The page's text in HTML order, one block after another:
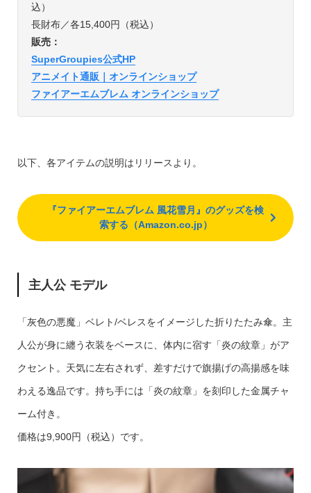
込）
長財布／各15,400円（税込）
販売：
SuperGroupies公式HP
アニメイト通販｜オンラインショップ
ファイアーエムブレム オンラインショップ
以下、各アイテムの説明はリリースより。
『ファイアーエムブレム 風花雪月』のグッズを検
索する（Amazon.co.jp）
主人公 モデル
「灰色の悪魔」ベレト/ベレスをイメージした折りたたみ傘。主
人公が身に纏う衣装をベースに、体内に宿す「炎の紋章」がア
クセント。天気に左右されず、差すだけで旗揚げの高揚感を味
わえる逸品です。持ち手には「炎の紋章」を刻印した金属チャ
ーム付き。
価格は9,900円（税込）です。